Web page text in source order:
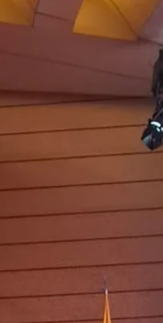
Expotatuaje 2025, un encuentro que reunió a
cientos de artistas, emprendedores,
torno a la creatividad, la innovación y el
convención de tatuadores, Expotatuaje se con